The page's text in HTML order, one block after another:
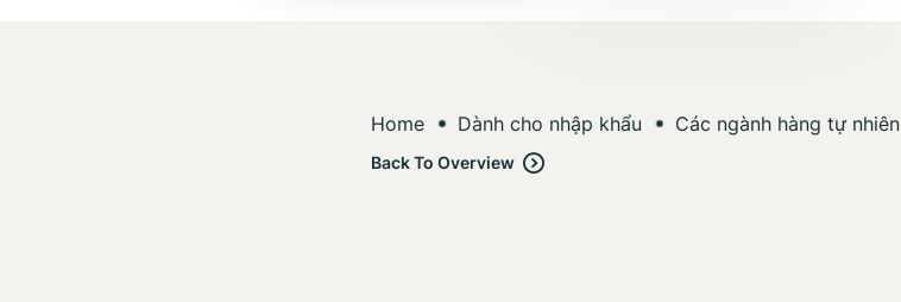
Home Dành cho nhập khẩu Các ngành hàng tự nhiên
Back To Overview